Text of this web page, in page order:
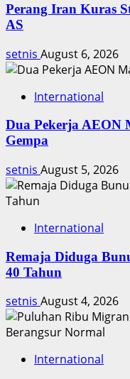
Syarat
Ceknya
Perang Iran Kuras
AS
setnis August 6, 2026
International
Dua Pekerja AEON
Gempa
setnis August 5, 2026
International
Remaja Diduga
40 Tahun
setnis August 4, 2026
International